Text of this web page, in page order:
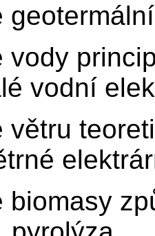
vody
vodní
větru
biomasy